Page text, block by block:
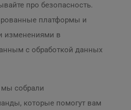
про безопасность.
платформы и
изменениями в
с обработкой данных
мы собрали
которые помогут вам